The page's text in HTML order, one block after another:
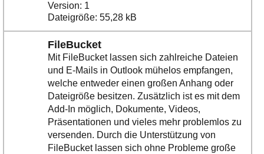
Version: 1
Dateigröße: 55,28 kB
FileBucket
Mit FileBucket lassen sich zahlreiche Dateien
und E-Mails in Outlook mühelos empfangen,
welche entweder einen großen Anhang oder
Dateigröße besitzen. Zusätzlich ist es mit dem
Add-In möglich, Dokumente, Videos,
Präsentationen und vieles mehr problemlos zu
versenden. Durch die Unterstützung von
FileBucket lassen sich ohne Probleme große